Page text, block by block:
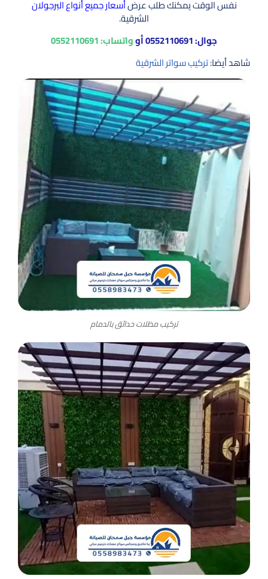
نفس الوقت يمكنك طلب عرضأسعار جميع أنواع البرجولان
الشرقية.
جوال:0552110691أوواتساب:0552110691
شاهد أيضا:تركيب سواتر الشرقية
تركيب مظلات حدائق بالدمام